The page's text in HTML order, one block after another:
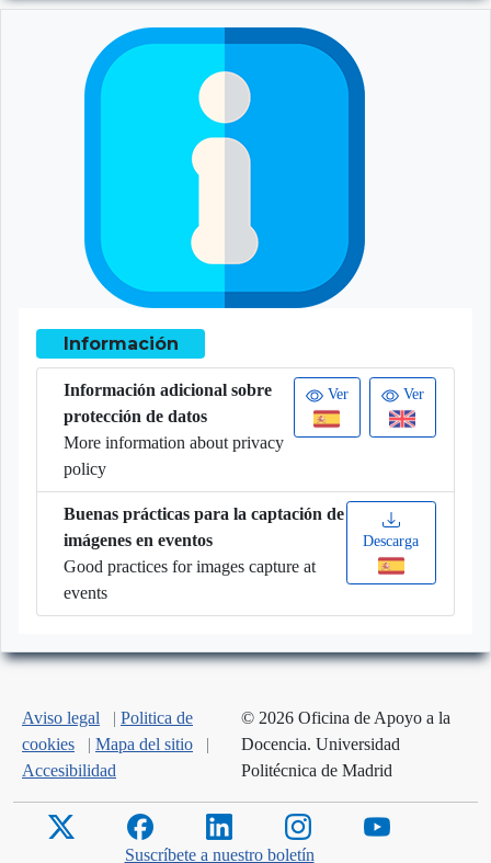
Información
Información adicional sobre
protección de datos
More information about privacy
policy
Ver Ver
Buenas prácticas para la captación de
imágenes en eventos
Good practices for images capture at
events
Descarga
Aviso legal | Politica de
cookies
| Mapa del sitio
|
Accesibilidad
© 2026 Oficina de Apoyo a la
Docencia. Universidad
Politécnica de Madrid
Suscríbete a nuestro boletín